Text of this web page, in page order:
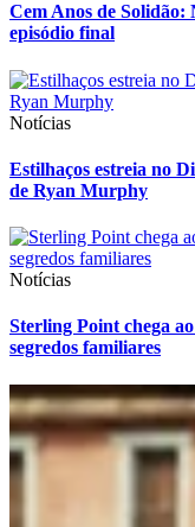
Cem Anos de Solidão:
episódio final
Notícias
Estilhaços estreia no
de Ryan Murphy
Notícias
Sterling Point chega
segredos familiares